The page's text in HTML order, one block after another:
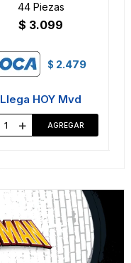
44 Piezas
$ 3.099
$ 2.479
Llega HOY Mvd
+